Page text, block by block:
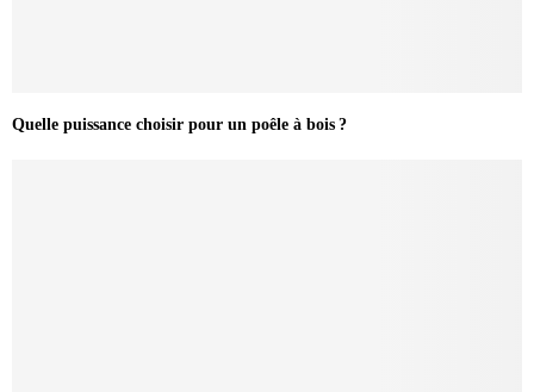
Quelle puissance choisir pour un poêle à bois ?